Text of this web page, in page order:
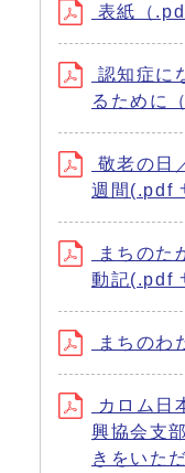
表紙（
認知症に
るために
敬老の日
週間(.pdf
まちのた
動記(.pdf
まちのわ
カロム日
興協会支
きをいた